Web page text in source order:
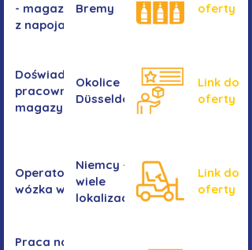
- magazyn
z napojami
Bremy
oferty
Doświadczony
pracownik/pracownica
magazynu
Okolice
Düsseldorf
Link do
oferty
Operator/operatorka
wózka widłowego
Niemcy -
wiele
lokalizacji
Link do
oferty
Praca na